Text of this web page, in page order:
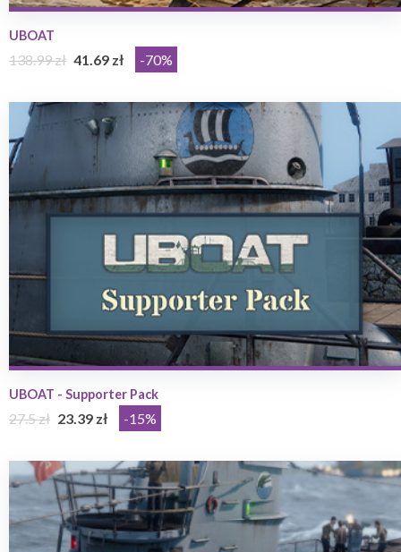
UBOAT
138.99 zł 41.69 zł -70%
UBOAT - Supporter Pack
27.5 zł 23.39 zł -15%